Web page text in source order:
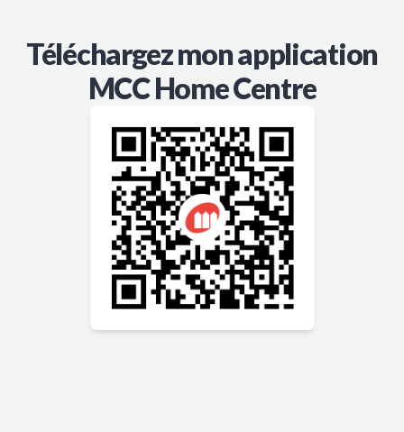
Téléchargez mon application
MCC Home Centre